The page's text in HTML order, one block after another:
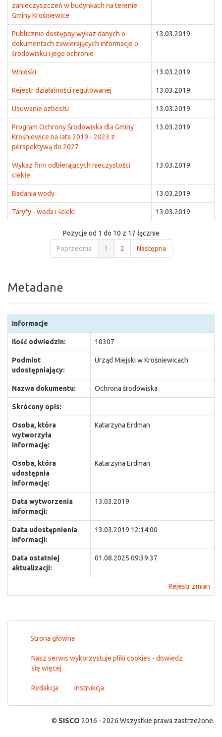
zanieczyszczeń w budynkach na terenie
Gminy Krośniewice
Publicznie dostępny wykaz danych o
dokumentach zawierających informacje o
środowisku i jego ochronie
13.03.2019
Wnioski 13.03.2019
Rejestr działalności regulowanej 13.03.2019
Usuwanie azbestu 13.03.2019
Program Ochrony Środowiska dla Gminy
Krośniewice na lata 2019 - 2023 z
perspektywą do 2027
13.03.2019
Wykaz firm odbierających nieczystości
ciekłe
13.03.2019
Badania wody 13.03.2019
Taryfy - woda i ścieki 13.03.2019
Pozycje od 1 do 10 z 17 łącznie
Poprzednia
1 2 Następna
Metadane
Informacje
Ilość odwiedzin: 10307
Podmiot
udostępniający:
Urząd Miejski w Krośniewicach
Nazwa dokumentu: Ochrona środowiska
Skrócony opis:
Osoba, która
wytworzyła
informację:
Katarzyna Erdman
Osoba, która
udostępnia
informację:
Katarzyna Erdman
Data wytworzenia
informacji:
13.03.2019
Data udostępnienia
informacji:
13.03.2019 12:14:00
Data ostatniej
aktualizacji:
01.08.2025 09:39:37
Rejestr zmian
Strona główna
Nasz serwis wykorzystuje pliki cookies - dowiedz
się więcej
Redakcja Instrukcja
© SISCO 2016 - 2026 Wszystkie prawa zastrzeżone.